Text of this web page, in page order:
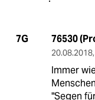
7G 76530
20.08.2018,
Immer
"Segen